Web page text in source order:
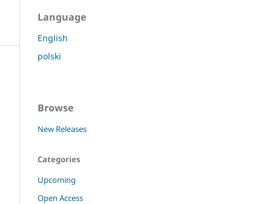
Language
English
polski
Browse
New Releases
Categories
Upcoming
Open Access